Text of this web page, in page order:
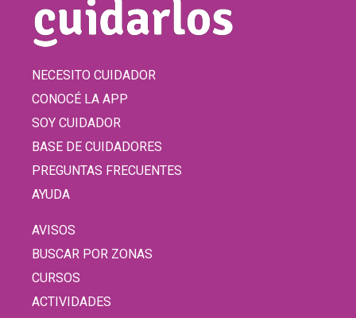
NECESITO CUIDADOR
CONOCÉ LA APP
SOY CUIDADOR
BASE DE CUIDADORES
PREGUNTAS FRECUENTES
AYUDA
AVISOS
BUSCAR POR ZONAS
CURSOS
ACTIVIDADES